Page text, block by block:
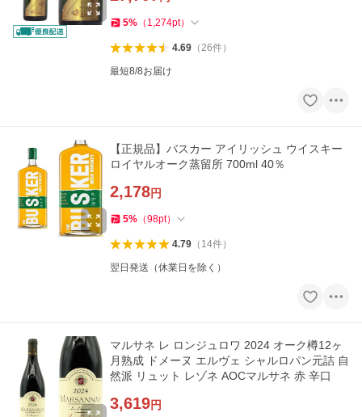
5% （ 1,274pt）
4.69（26件）
最短8/8お届け
【正規品】バスカー アイリッシュ ウイスキー
ロイヤルオーク蒸留所 700ml 40％
2,178円
5% （98pt）
4.79（ 14件）
翌日発送（休業日を除く）
マルサネ レ ロンジュロワ 2024 オーク樽12ヶ
月熟成 ドメーヌ エルヴェ シャルロパン元詰 自
然派 リュット レゾネ AOCマルサネ 赤 辛口
3,619円